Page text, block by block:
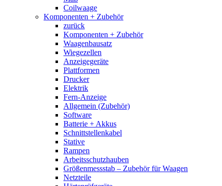
Coilwaage
Komponenten + Zubehör
zurück
Komponenten + Zubehör
Waagenbausatz
Wiegezellen
Anzeigegeräte
Plattformen
Drucker
Elektrik
Fern-Anzeige
Allgemein (Zubehör)
Software
Batterie + Akkus
Schnittstellenkabel
Stative
Rampen
Arbeitsschutzhauben
Größenmessstab – Zubehör für Waagen
Netzteile